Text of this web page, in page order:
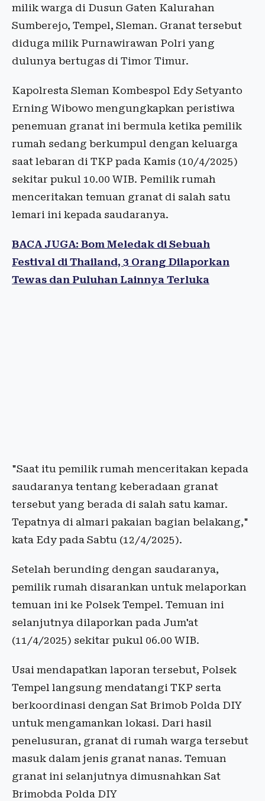
milik warga di Dusun Gaten Kalurahan
Sumberejo, Tempel, Sleman. Granat tersebut
diduga milik Purnawirawan Polri yang
dulunya bertugas di Timor Timur.
Kapolresta Sleman Kombespol Edy Setyanto
Erning Wibowo mengungkapkan peristiwa
penemuan granat ini bermula ketika pemilik
rumah sedang berkumpul dengan keluarga
saat lebaran di TKP pada Kamis (10/4/2025)
sekitar pukul 10.00 WIB. Pemilik rumah
menceritakan temuan granat di salah satu
lemari ini kepada saudaranya.
BACA JUGA: Bom Meledak di Sebuah
Festival di Thailand, 3 Orang Dilaporkan
Tewas dan Puluhan Lainnya Terluka
"Saat itu pemilik rumah menceritakan kepada
saudaranya tentang keberadaan granat
tersebut yang berada di salah satu kamar.
Tepatnya di almari pakaian bagian belakang,"
kata Edy pada Sabtu (12/4/2025).
Setelah berunding dengan saudaranya,
pemilik rumah disarankan untuk melaporkan
temuan ini ke Polsek Tempel. Temuan ini
selanjutnya dilaporkan pada Jum'at
(11/4/2025) sekitar pukul 06.00 WIB.
Usai mendapatkan laporan tersebut, Polsek
Tempel langsung mendatangi TKP serta
berkoordinasi dengan Sat Brimob Polda DIY
untuk mengamankan lokasi. Dari hasil
penelusuran, granat di rumah warga tersebut
masuk dalam jenis granat nanas. Temuan
granat ini selanjutnya dimusnahkan Sat
Brimobda Polda DIY